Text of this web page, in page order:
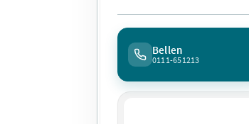
Bellen
0111-651213